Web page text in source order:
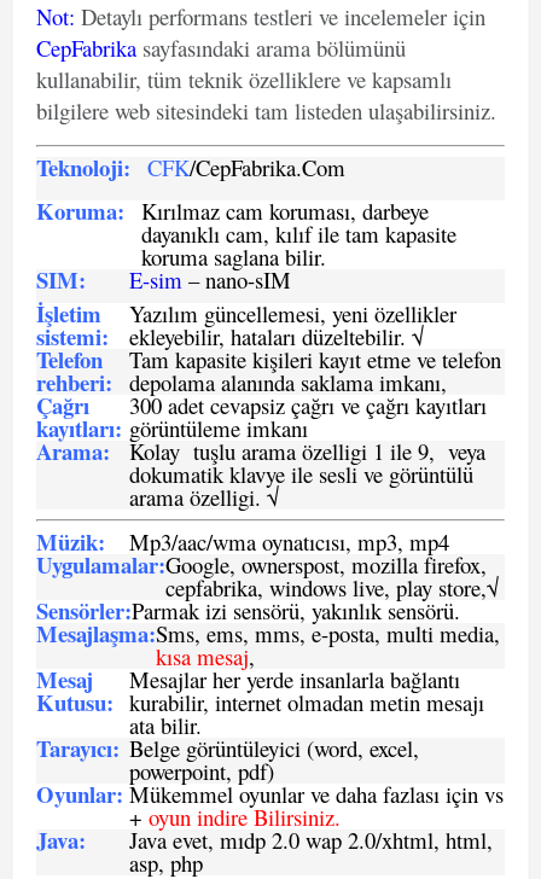
Not: Detaylı performans testleri ve incelemeler için
CepFabrika sayfasındaki arama bölümünü
kullanabilir, tüm teknik özelliklere ve kapsamlı
bilgilere web sitesindeki tam listeden ulaşabilirsiniz.
Teknoloji: CFK/CepFabrika.Com
Koruma: Kırılmaz cam koruması, darbeye
dayanıklı cam, kılıf ile tam kapasite
koruma saglana bilir.
SIM: E-sim – nano-sIM
İşletim
sistemi:
Yazılım güncellemesi, yeni özellikler
ekleyebilir, hataları düzeltebilir. √
Telefon
rehberi:
Tam kapasite kişileri kayıt etme ve telefon
depolama alanında saklama imkanı,
Çağrı
kayıtları:
300 adet cevapsiz çağrı ve çağrı kayıtları
görüntüleme imkanı
Arama: Kolay tuşlu arama özelligi 1 ile 9, veya
dokumatik klavye ile sesli ve görüntülü
arama özelligi. √
Müzik: Mp3/aac/wma oynatıcısı, mp3, mp4
Uygulamalar:Google, ownerspost, mozilla firefox,
cepfabrika, windows live, play store,√
Sensörler:Parmak izi sensörü, yakınlık sensörü.
Mesajlaşma:Sms, ems, mms, e-posta, multi media,
kısa mesaj,
Mesaj
Kutusu:
Mesajlar her yerde insanlarla bağlantı
kurabilir, internet olmadan metin mesajı
ata bilir.
Tarayıcı: Belge görüntüleyici (word, excel,
powerpoint, pdf)
Oyunlar: Mükemmel oyunlar ve daha fazlası için vs
+ oyun indire Bilirsiniz.
Java: Java evet, mıdp 2.0 wap 2.0/xhtml, html,
asp, php